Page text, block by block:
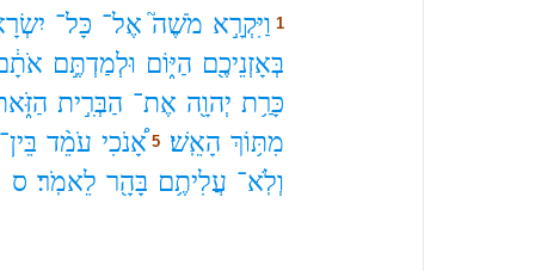
1 וַיִּקְרָ֣א מֹשֶׁה֮ אֶל־ כָּל־
בְּאָזְנֵיכֶ֖ם הַיּ֑וֹם וּלְמַדְתֶּ֣ם
כָּרַ֥ת יְהוָ֖ה אֶת־ הַבְּרִ֣ית
מִתּ֥וֹךְ הָאֵֽשׁ׃ 5 אָ֠נֹכִי עֹמֵ֨ד בֵּין־
וְלֹֽא־ עֲלִיתֶ֥ם בָּהָ֖ר לֵאמֹֽר׃ ס